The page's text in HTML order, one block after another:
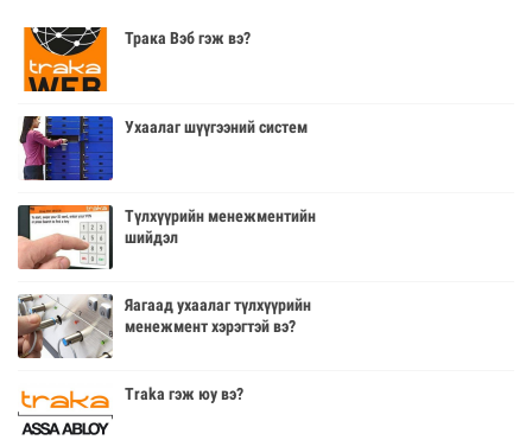
Трака Вэб гэж вэ?
Ухаалаг шүүгээний систем
Түлхүүрийн менежментийн
шийдэл
Яагаад ухаалаг түлхүүрийн
менежмент хэрэгтэй вэ?
Traka гэж юу вэ?